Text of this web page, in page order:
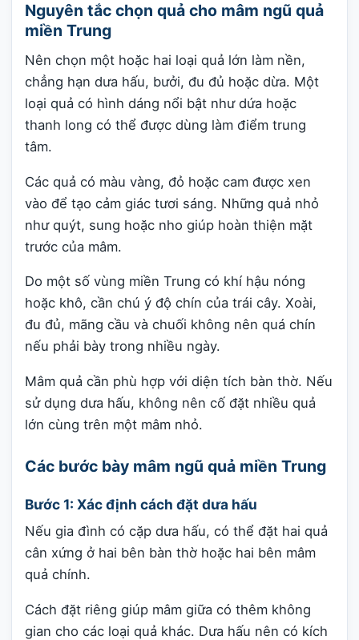
Nguyên tắc chọn quả cho mâm ngũ quả
miền Trung
Nên chọn một hoặc hai loại quả lớn làm nền,
chẳng hạn dưa hấu, bưởi, đu đủ hoặc dừa. Một
loại quả có hình dáng nổi bật như dứa hoặc
thanh long có thể được dùng làm điểm trung
tâm.
Các quả có màu vàng, đỏ hoặc cam được xen
vào để tạo cảm giác tươi sáng. Những quả nhỏ
như quýt, sung hoặc nho giúp hoàn thiện mặt
trước của mâm.
Do một số vùng miền Trung có khí hậu nóng
hoặc khô, cần chú ý độ chín của trái cây. Xoài,
đu đủ, mãng cầu và chuối không nên quá chín
nếu phải bày trong nhiều ngày.
Mâm quả cần phù hợp với diện tích bàn thờ. Nếu
sử dụng dưa hấu, không nên cố đặt nhiều quả
lớn cùng trên một mâm nhỏ.
Các bước bày mâm ngũ quả miền Trung
Bước 1: Xác định cách đặt dưa hấu
Nếu gia đình có cặp dưa hấu, có thể đặt hai quả
cân xứng ở hai bên bàn thờ hoặc hai bên mâm
quả chính.
Cách đặt riêng giúp mâm giữa có thêm không
gian cho các loại quả khác. Dưa hấu nên có kích